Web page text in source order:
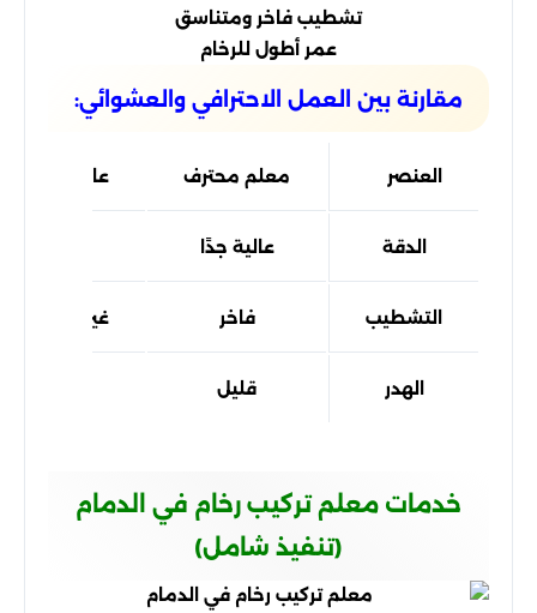
تشطيب فاخر ومتناسق
عمر أطول للرخام
مقارنة بين العمل الاحترافي والعشوائي:
العنصر معلم محترف عامل عادي
الدقة عالية جدًا
التشطيب فاخر غير متناسق
الهدر قليل
خدمات معلم تركيب رخام في الدمام
(تنفيذ شامل)